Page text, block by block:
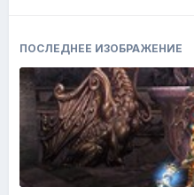
ПОСЛЕДНЕЕ ИЗОБРАЖЕНИЕ